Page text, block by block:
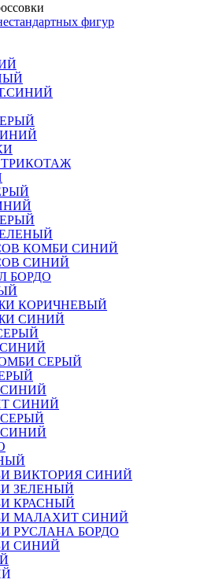
фигур
КОМБИ СИНИЙ
СИНИЙ
БОРДО
КОРИЧНЕВЫЙ
СИНИЙ
СЕРЫЙ
СИНИЙ
ВИКТОРИЯ СИНИЙ
ЗЕЛЕНЫЙ
КРАСНЫЙ
МАЛАХИТ СИНИЙ
РУСЛАНА БОРДО
СИНИЙ